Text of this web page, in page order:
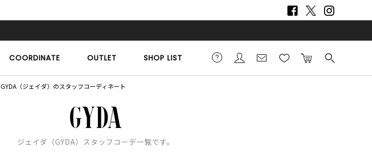
COORDINATE OUTLET SHOP LIST
GYDA（ジェイダ）のスタッフコーディネート
ジェイダ（GYDA）スタッフコーデ一覧です。